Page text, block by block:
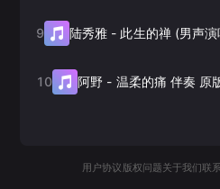
9 陆秀雅 - 此生的禅 (男声
10 阿野 - 温柔的痛 伴奏 原
用户协议 版权问题关于我们联